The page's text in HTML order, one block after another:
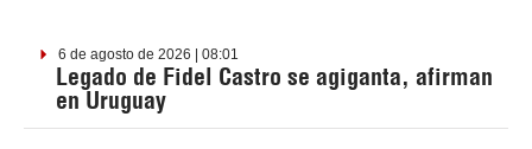
6 de agosto de 2026 | 08:01
Legado de Fidel Castro se agiganta, afirman
en Uruguay